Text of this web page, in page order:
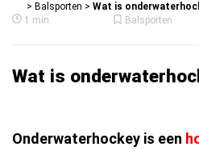
> Balsporten > Wat is
1 min.
Balsporten
Wat is
Onderwaterhockey is een